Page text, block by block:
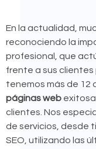
En la actualidad,
reconociendo la
profesional, que
frente a sus clientes
tenemos más de 12
páginas web
clientes. Nos
de servicios, desde
SEO, utilizando las